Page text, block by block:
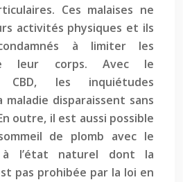
Ces malaises ne
activités physiques et ils
à limiter les
leur corps. Avec le
les inquiétudes
disparaissent sans
outre, il est aussi possible
de plomb avec le
à l’état naturel dont la
pas prohibée par la loi en